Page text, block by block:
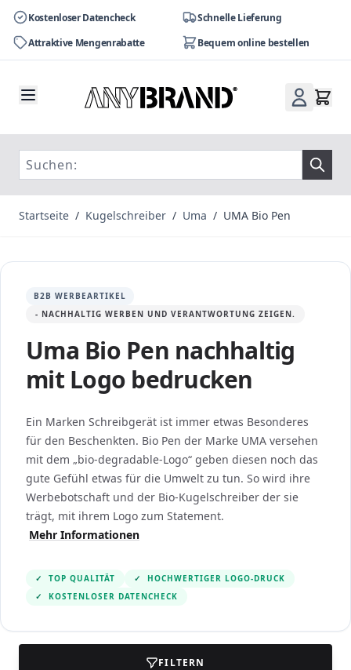
Kostenloser Datencheck
Schnelle Lieferung
Attraktive Mengenrabatte
Bequem online bestellen
Startseite / Kugelschreiber / Uma / UMA Bio Pen
B2B WERBEARTIKEL
- NACHHALTIG WERBEN UND VERANTWORTUNG ZEIGEN.
Uma Bio Pen nachhaltig
mit Logo bedrucken
Ein Marken Schreibgerät ist immer etwas Besonderes
für den Beschenkten. Bio Pen der Marke UMA versehen
mit dem „bio-degradable-Logo“ geben diesen noch das
gute Gefühl etwas für die Umwelt zu tun. So wird ihre
Werbebotschaft und der Bio-Kugelschreiber der sie
trägt, mit ihrem Logo zum Statement.
Mehr Informationen
✓ TOP QUALITÄT ✓
HOCHWERTIGER LOGO-DRUCK
✓
KOSTENLOSER DATENCHECK
FILTERN